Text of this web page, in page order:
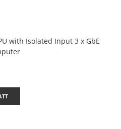
with Isolated Input 3 x GbE